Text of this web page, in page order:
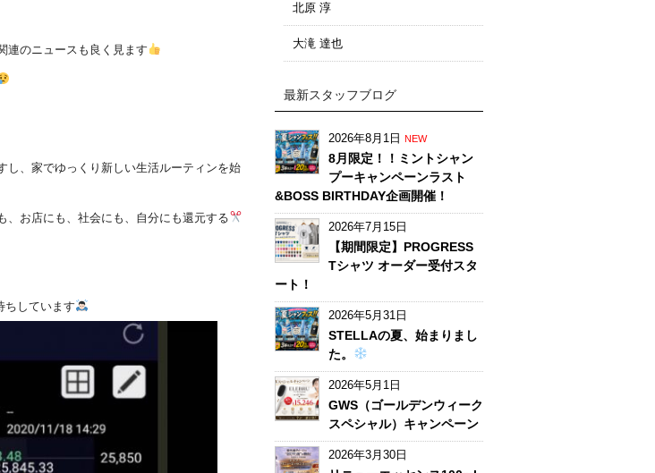
連のニュースも良く見ます
し、家でゆっくり新しい生活ルーティンを始
、お店にも、社会にも、自分にも還元する
ちしています
北原 淳
大滝 達也
最新スタッフブログ
2026年8月1日 NEW
8月限定！！ミントシャン
プーキャンペーンラスト
&BOSS BIRTHDAY企画開催！
2026年7月15日
【期間限定】PROGRESS
Tシャツ オーダー受付スタ
ート！
2026年5月31日
STELLAの夏、始まりまし
た。
2026年5月1日
GWS（ゴールデンウィーク
スペシャル）キャンペーン
2026年3月30日